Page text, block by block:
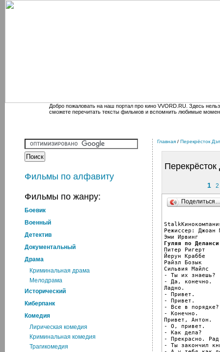
Добро пожаловать на наш портал про кино VVORD.RU. Здесь
сможете перечитать тексты фильмов и вспомнить любимые
Фильмы по алфавиту
Фильмы по жанру:
Боевик
Военный
Детектив
Документальный
Драма
Криминальная драма
Мелодрама
Исторический
Киберпанк
Комедия
Лирическая комедия
Криминальная комедия
Трагикомедия
Главная / Перекрёсток
Перекрёсток
1 2
Режиссер: Джоан
Гуляя по Деланси
Питер Ригерт
Йерун Краббе
Райзл Бозык
Сильвия Майлс
- Ты их знаешь?
- Да, конечно.
Ладно.
- Привет.
- Привет.
- Все в порядке?
- Конечно.
Привет, Антон.
- О, привет.
- Как дела?
- Прекрасно.
- Ты закончил